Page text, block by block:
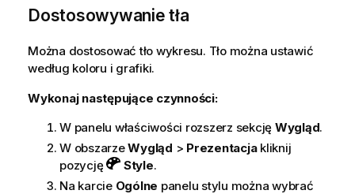
Dostosowywanie tła
Można dostosować tło wykresu. Tło można ustawić
według koloru i grafiki.
Wykonaj następujące czynności:
W panelu właściwości rozszerz sekcję Wygląd.
W obszarzeWygląd > Prezentacjakliknij
pozycję
Style.
Na karcie Ogólne panelu stylu można wybrać